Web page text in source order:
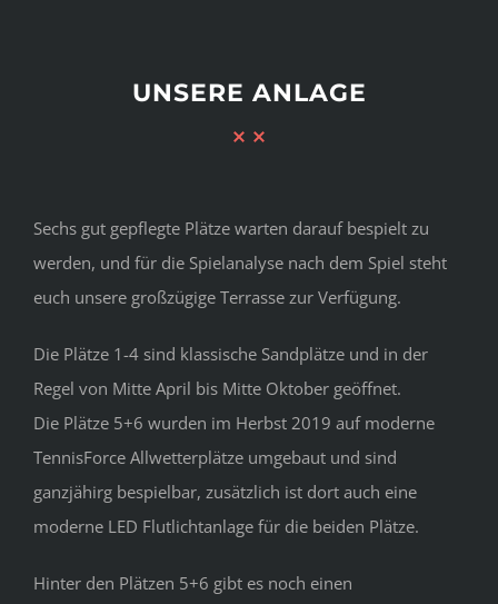
UNSERE ANLAGE
Sechs gut gepflegte Plätze warten darauf bespielt zu
werden, und für die Spielanalyse nach dem Spiel steht
euch unsere großzügige Terrasse zur Verfügung.
Die Plätze 1-4 sind klassische Sandplätze und in der
Regel von Mitte April bis Mitte Oktober geöffnet.
Die Plätze 5+6 wurden im Herbst 2019 auf moderne
TennisForce Allwetterplätze umgebaut und sind
ganzjähirg bespielbar, zusätzlich ist dort auch eine
moderne LED Flutlichtanlage für die beiden Plätze.
Hinter den Plätzen 5+6 gibt es noch einen